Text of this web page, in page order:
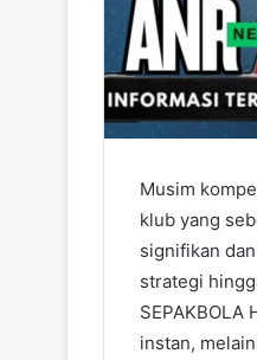
Musim
klub yang
signifikan
strategi
instan,